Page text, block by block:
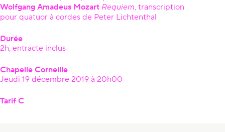
Wolfgang Amadeus Mozart Requiem, transcription
pour quatuor à cordes de Peter Lichtenthal
Durée
2h, entracte inclus
Chapelle Corneille
Jeudi 19 décembre 2019 à 20h00
Tarif C